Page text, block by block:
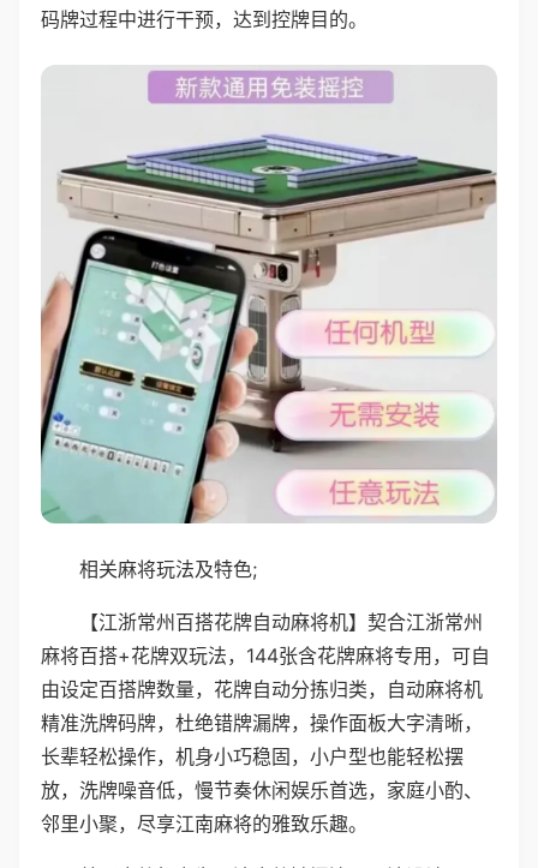
码牌过程中进行干预，达到控牌目的。
相关麻将玩法及特色;
【江浙常州百搭花牌自动麻将机】契合江浙常州
麻将百搭+花牌双玩法，144张含花牌麻将专用，可自
由设定百搭牌数量，花牌自动分拣归类，自动麻将机
精准洗牌码牌，杜绝错牌漏牌，操作面板大字清晰，
长辈轻松操作，机身小巧稳固，小户型也能轻松摆
放，洗牌噪音低，慢节奏休闲娱乐首选，家庭小酌、
邻里小聚，尽享江南麻将的雅致乐趣。